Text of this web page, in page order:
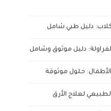
دليل طبي شامل
دليل موثوق وشامل
حلول موثوقة
لعلاج الأرق